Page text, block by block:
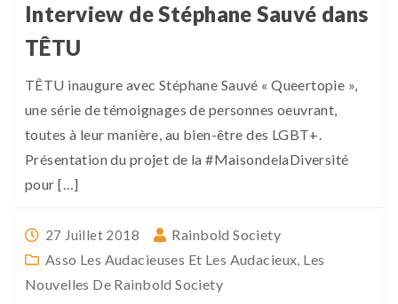
Interview de Stéphane Sauvé dans
TÊTU
TÊTU inaugure avec Stéphane Sauvé « Queertopie »,
une série de témoignages de personnes oeuvrant,
toutes à leur manière, au bien-être des LGBT+.
Présentation du projet de la #MaisondelaDiversité
pour […]
27 Juillet 2018
Rainbold Society
Asso Les Audacieuses Et Les Audacieux, Les
Nouvelles De Rainbold Society